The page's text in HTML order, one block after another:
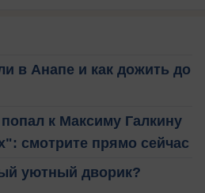
в Анапе и как дожить до
к Максиму Галкину
смотрите прямо сейчас
уютный дворик?